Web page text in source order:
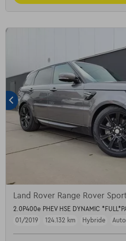
Land Rover Range Rover
2.0P400e PHEV HSE DYNAMIC
01/2019
124.132 km Hybride